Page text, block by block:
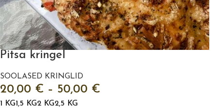
Pitsa kringel
SOOLASED KRINGLID
20,00 € – 50,00 €
1 KG1,5 KG2 KG2,5 KG